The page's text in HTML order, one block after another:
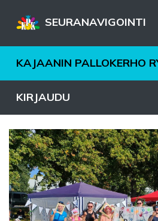
SEURANAVIGOINTI
KAJAANIN PALLOKERHO
KIRJAUDU